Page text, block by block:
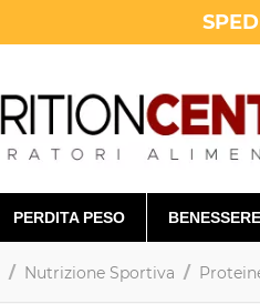
PERDITA PESO BENESSERE
/ Nutrizione Sportiva /